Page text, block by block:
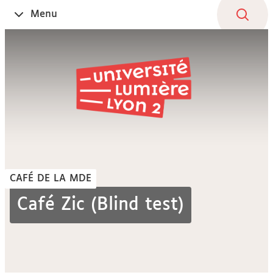
Ouvrir
le
Menu
CAFÉ DE LA MDE
Café Zic (Blind test)